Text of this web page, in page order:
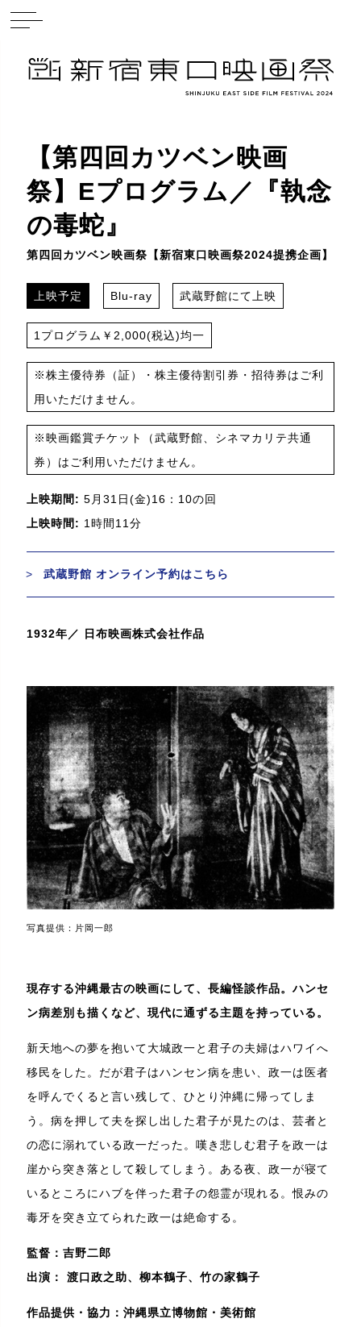
【第四回カツベン映画
祭】Eプログラム／『執念
の毒蛇』
第四回カツベン映画祭【新宿東口映画祭2024提携企画】
上映予定 Blu-ray 武蔵野館にて上映
1プログラム￥2,000(税込)均一
※株主優待券（証）・株主優待割引券・招待券はご利
用いただけません。
※映画鑑賞チケット（武蔵野館、シネマカリテ共通
券）はご利用いただけません。
上映期間: 5月31日(金)16：10の回
上映時間: 1時間11分
武蔵野館 オンライン予約はこちら
1932年／ 日布映画株式会社作品
写真提供：片岡一郎
現存する沖縄最古の映画にして、長編怪談作品。ハンセ
ン病差別も描くなど、現代に通ずる主題を持っている。
新天地への夢を抱いて大城政一と君子の夫婦はハワイへ
移民をした。だが君子はハンセン病を患い、政一は医者
を呼んでくると言い残して、ひとり沖縄に帰ってしま
う。病を押して夫を探し出した君子が見たのは、芸者と
の恋に溺れている政一だった。嘆き悲しむ君子を政一は
崖から突き落として殺してしまう。ある夜、政一が寝て
いるところにハブを伴った君子の怨霊が現れる。恨みの
毒牙を突き立てられた政一は絶命する。
監督：吉野二郎
出演： 渡口政之助、柳本鶴子、竹の家鶴子
作品提供・協力：沖縄県立博物館・美術館